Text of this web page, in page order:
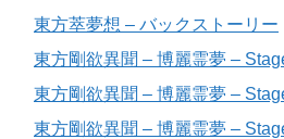
東方萃夢想 – バックストーリー
東方剛欲異聞 – 博麗霊夢 –
東方剛欲異聞 – 博麗霊夢 –
東方剛欲異聞 – 博麗霊夢 –